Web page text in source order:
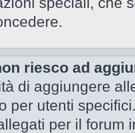
riesco ad
di aggiungere
per utenti
per il forum